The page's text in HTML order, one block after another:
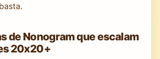
de Nonogram que escalam
20x20+